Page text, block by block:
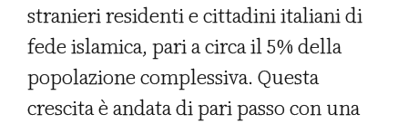
stranieri residenti e cittadini italiani di
fede islamica, pari a circa il 5% della
popolazione complessiva. Questa
crescita è andata di pari passo con una